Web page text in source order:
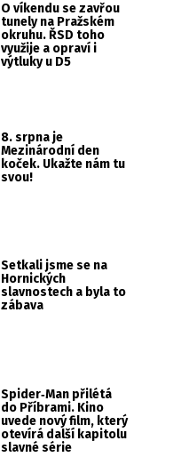
O víkendu se zavřou
tunely na Pražském
okruhu. ŘSD toho
využije a opraví i
výtluky u D5
8. srpna je
Mezinárodní den
koček. Ukažte nám tu
svou!
Setkali jsme se na
Hornických
slavnostech a byla to
zábava
Spider‑Man přilétá
do Příbrami. Kino
uvede nový film, který
otevírá další kapitolu
slavné série